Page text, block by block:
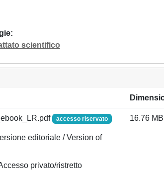
scientifico
accesso riservato
editoriale / Version of
privato/ristretto
16.76 MB